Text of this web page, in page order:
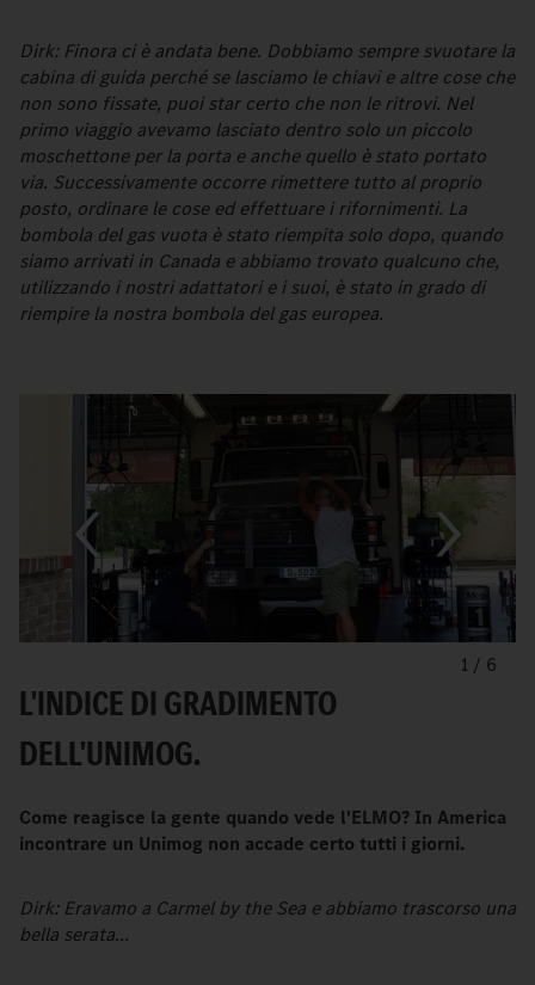
Dirk: Finora ci è andata bene. Dobbiamo sempre svuotare la
cabina di guida perché se lasciamo le chiavi e altre cose che
non sono fissate, puoi star certo che non le ritrovi. Nel
primo viaggio avevamo lasciato dentro solo un piccolo
moschettone per la porta e anche quello è stato portato
via. Successivamente occorre rimettere tutto al proprio
posto, ordinare le cose ed effettuare i rifornimenti. La
bombola del gas vuota è stato riempita solo dopo, quando
siamo arrivati in Canada e abbiamo trovato qualcuno che,
utilizzando i nostri adattatori e i suoi, è stato in grado di
riempire la nostra bombola del gas europea.
1 / 6
L'INDICE DI GRADIMENTO
DELL'UNIMOG.
Come reagisce la gente quando vede l'ELMO? In America
incontrare un Unimog non accade certo tutti i giorni.
Dirk: Eravamo a Carmel by the Sea e abbiamo trascorso una
bella serata...